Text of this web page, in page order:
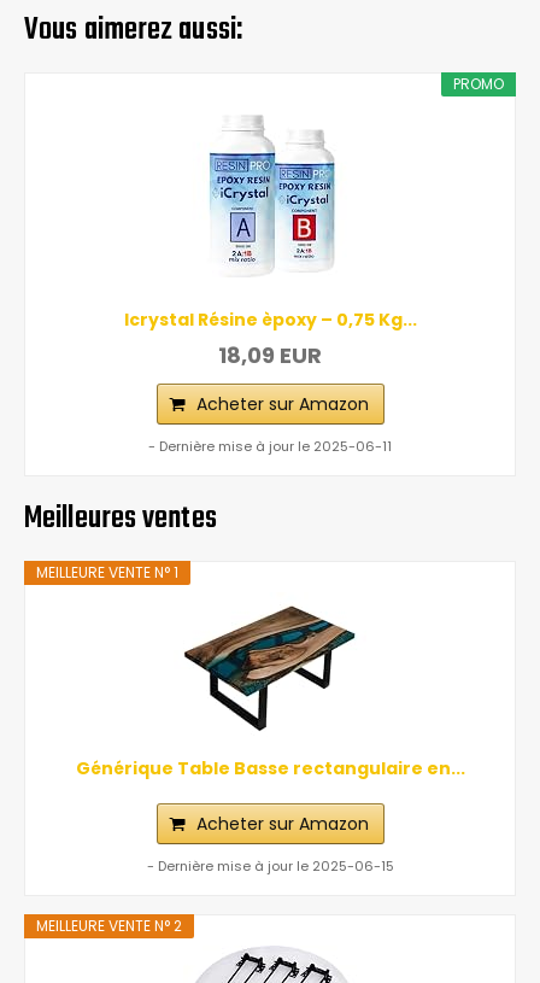
Vous aimerez aussi:
PROMO
Icrystal Résine èpoxy – 0,75 Kg...
18,09 EUR
Acheter sur Amazon
- Dernière mise à jour le 2025-06-11
Meilleures ventes
MEILLEURE VENTE N° 1
Générique Table Basse rectangulaire en...
Acheter sur Amazon
- Dernière mise à jour le 2025-06-15
MEILLEURE VENTE N° 2